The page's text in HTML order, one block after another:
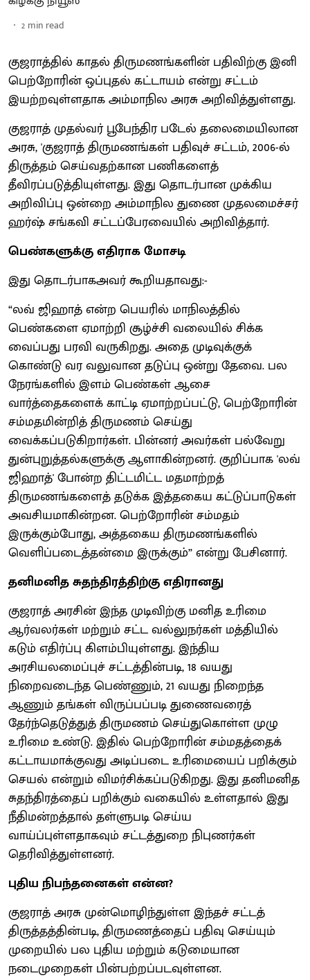
2 min read
குஜராத்தில் காதல் திருமணங்களின் பதிவிற்கு இனி
பெற்றோரின் ஒப்புதல் கட்டாயம் என்று சட்டம்
இயற்றவுள்ளதாக அம்மாநில அரசு அறிவித்துள்ளது.
குஜராத் முதல்வர் பூபேந்திர படேல் தலைமையிலான
அரசு, 'குஜராத் திருமணங்கள் பதிவுச் சட்டம், 2006-ல்
திருத்தம் செய்வதற்கான பணிகளைத்
தீவிரப்படுத்தியுள்ளது. இது தொடர்பான முக்கிய
அறிவிப்பு ஒன்றை அம்மாநில துணை முதலமைச்சர்
ஹர்ஷ் சங்கவி சட்டப்பேரவையில் அறிவித்தார்.
பெண்களுக்கு எதிராக மோசடி
இது தொடர்பாகஅவர் கூறியதாவது:-
“லவ் ஜிஹாத் என்ற பெயரில் மாநிலத்தில்
பெண்களை ஏமாற்றி சூழ்ச்சி வலையில் சிக்க
வைப்பது பரவி வருகிறது. அதை முடிவுக்குக்
கொண்டு வர வலுவான தடுப்பு ஒன்று தேவை. பல
நேரங்களில் இளம் பெண்கள் ஆசை
வார்த்தைகளைக் காட்டி ஏமாற்றப்பட்டு, பெற்றோரின்
சம்மதமின்றித் திருமணம் செய்து
வைக்கப்படுகிறார்கள். பின்னர் அவர்கள் பல்வேறு
துன்புறுத்தல்களுக்கு ஆளாகின்றனர். குறிப்பாக 'லவ்
ஜிஹாத்' போன்ற திட்டமிட்ட மதமாற்றத்
திருமணங்களைத் தடுக்க இத்தகைய கட்டுப்பாடுகள்
அவசியமாகின்றன. பெற்றோரின் சம்மதம்
இருக்கும்போது, அத்தகைய திருமணங்களில்
வெளிப்படைத்தன்மை இருக்கும்” என்று பேசினார்.
தனிமனித சுதந்திரத்திற்கு எதிரானது
குஜராத் அரசின் இந்த முடிவிற்கு மனித உரிமை
ஆர்வலர்கள் மற்றும் சட்ட வல்லுநர்கள் மத்தியில்
கடும் எதிர்ப்பு கிளம்பியுள்ளது. இந்திய
அரசியலமைப்புச் சட்டத்தின்படி, 18 வயது
நிறைவடைந்த பெண்ணும், 21 வயது நிறைந்த
ஆணும் தங்கள் விருப்பப்படி துணைவரைத்
தேர்ந்தெடுத்துத் திருமணம் செய்துகொள்ள முழு
உரிமை உண்டு. இதில் பெற்றோரின் சம்மதத்தைக்
கட்டாயமாக்குவது அடிப்படை உரிமையைப் பறிக்கும்
செயல் என்றும் விமர்சிக்கப்படுகிறது. இது தனிமனித
சுதந்திரத்தைப் பறிக்கும் வகையில் உள்ளதால் இது
நீதிமன்றத்தால் தள்ளுபடி செய்ய
வாய்ப்புள்ளதாகவும் சட்டத்துறை நிபுணர்கள்
தெரிவித்துள்ளனர்.
புதிய நிபந்தனைகள் என்ன?
குஜராத் அரசு முன்மொழிந்துள்ள இந்தச் சட்டத்
திருத்தத்தின்படி, திருமணத்தைப் பதிவு செய்யும்
முறையில் பல புதிய மற்றும் கடுமையான
நடைமுறைகள் பின்பற்றப்படவுள்ளன.